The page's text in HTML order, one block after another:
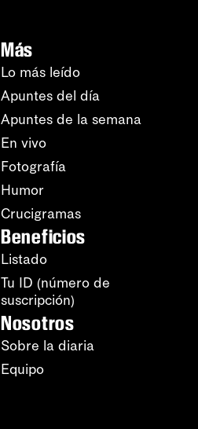
Más
Lo más leído
Apuntes del día
Apuntes de la semana
En vivo
Fotografía
Humor
Crucigramas
Beneficios
Listado
Tu ID (número de
suscripción)
Nosotros
Sobre la diaria
Equipo